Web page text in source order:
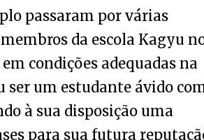
passaram por várias
da escola Kagyu
condições adequadas na
ser um estudante ávido
à sua disposição uma
para sua futura